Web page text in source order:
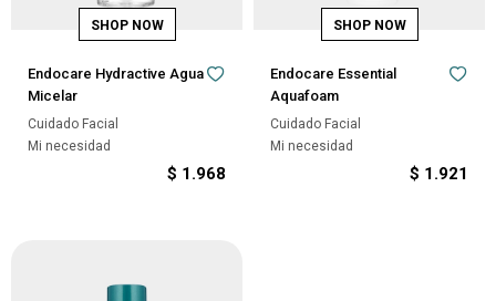
Endocare Hydractive Agua
Micelar
Cuidado Facial
Mi necesidad
$ 1.968
Endocare Essential
Aquafoam
Cuidado Facial
Mi necesidad
$ 1.921